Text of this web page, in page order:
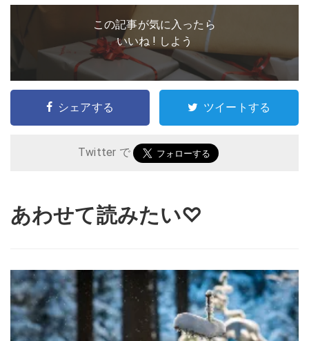
この記事が気に入ったら
いいね ! しよう
シェアする ツイートする
Twitter で
あわせて読みたい♡